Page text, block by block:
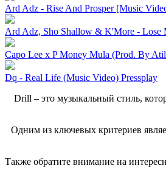
Ard Adz - Rise And Prosper [Music
Ard Adz, Sho Shallow & K'More -
Capo Lee x P Money Mula (Prod. By
Dq - Real Life (Music Video) Pressplay
Drill – это музыкальный стиль,
Одним из ключевых критериев
Также обратите внимание на